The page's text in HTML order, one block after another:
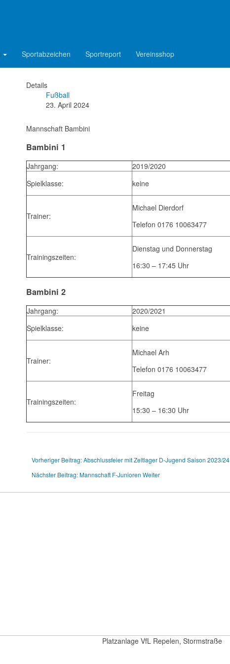
Sportabzeichen Sportreport Vereinsshop
Mannschaft Bambini
Details
Fußball
23. April 2024
Mannschaft Bambini
Bambini 1
Jahrgang:
2019/2020
Spielklasse:
keine
Trainer:
Michael Dierdorf
Telefon 0176 10063477
Trainingszeiten:
Dienstag und Donnerstag
16:30 – 17:45 Uhr
Bambini 2
Jahrgang:
2020/2021
Spielklasse:
keine
Trainer:
Michael Arh
Telefon 0176 10063477
Trainingszeiten:
Freitag
15:30 – 16:30 Uhr
Vorheriger Beitrag: Abschlussfeier mit Zeltlager D-Jugend Saison 2023/24
Nächster Beitrag: Mannschaft F-Junioren Weiter
Platzanlage VfL Repelen, Stormstraße